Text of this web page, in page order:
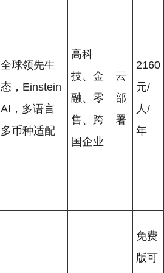
全球领先生
态，Einstein
AI，多语言
多币种适配
高科
技、金
融、零
售、跨
国企业
云
部
署
2160
元/
人/
年
免费
版可